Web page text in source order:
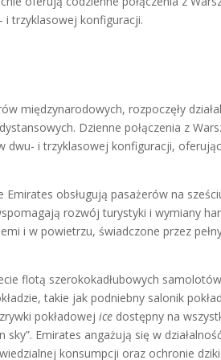
i trzyklasowej konfiguracji.
międzynarodowych, rozpoczęły
Dzienne połączenia z
dwu- i trzyklasowej konfiguracji,
obsługują pasażerów na
rozwój turystyki i wymiany
i w powietrzu, świadczone przez
flotą szerokokadłubowych
takie jak podniebny salonik
pokładowejice dostępny na
Emirates angażują się w
konsumpcji oraz ochronie